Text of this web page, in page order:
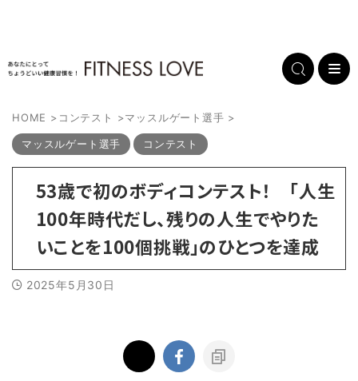
HOME > コンテスト >マッスルゲート選手 >
マッスルゲート選手 コンテスト
53歳で初のボディコンテスト！ 「人生
100年時代だし、残りの人生でやりた
いことを100個挑戦」のひとつを達成
2025年5月30日